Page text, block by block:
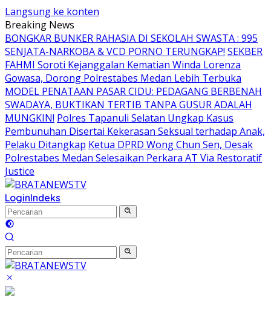
Langsung ke konten
Breaking News
BONGKAR BUNKER RAHASIA DI SEKOLAH SWASTA : 995
SENJATA-NARKOBA & VCD PORNO TERUNGKAP! SEKBER
FAHMI Soroti Kejanggalan Kematian Winda Lorenza
Gowasa, Dorong Polrestabes Medan Lebih Terbuka
MODEL PENATAAN PASAR CIDU: PEDAGANG BERBENAH
SWADAYA, BUKTIKAN TERTIB TANPA GUSUR ADALAH
MUNGKIN! Polres Tapanuli Selatan Ungkap Kasus
Pembunuhan Disertai Kekerasan Seksual terhadap Anak,
Pelaku Ditangkap Ketua DPRD Wong Chun Sen, Desak
Polrestabes Medan Selesaikan Perkara AT Via Restoratif
Justice
LoginIndeks